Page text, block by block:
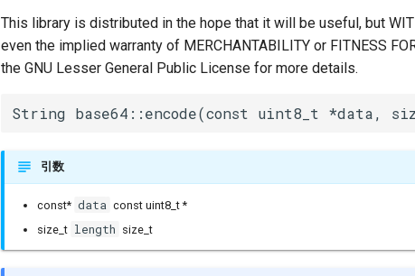
This library is distributed in the hope that it will be useful, but
even the implied warranty of MERCHANTABILITY or FITNESS
the GNU Lesser General Public License for more details.
String base64::encode(const uint8_t *data,
引数
const* data const uint8_t *
size_t length size_t